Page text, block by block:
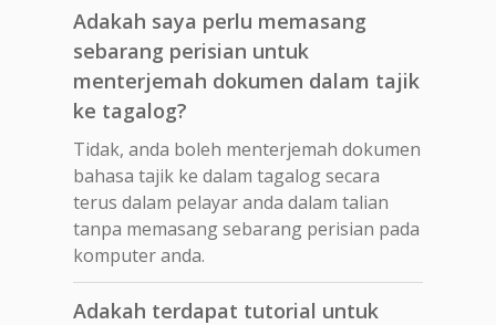
Adakah saya perlu memasang
sebarang perisian untuk
menterjemah dokumen dalam tajik
ke tagalog?
Tidak, anda boleh menterjemah dokumen
bahasa tajik ke dalam tagalog secara
terus dalam pelayar anda dalam talian
tanpa memasang sebarang perisian pada
komputer anda.
Adakah terdapat tutorial untuk